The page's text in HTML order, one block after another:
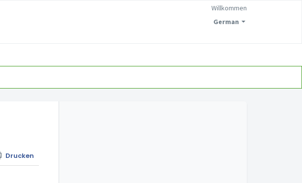
German
Willkommen
Drucken